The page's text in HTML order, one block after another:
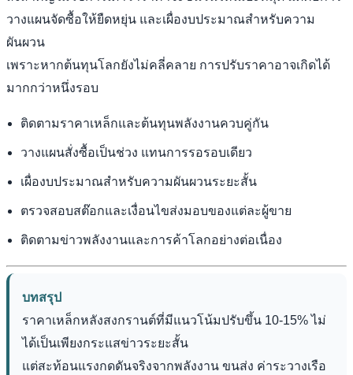
วางแผนจัดซื้อให้ยืดหยุ่น และเผื่องบประมาณสำหรับความ
ผันผวน
เพราะหากต้นทุนโลกยังไม่คลี่คลาย การปรับราคาอาจเกิดได้
มากกว่าหนึ่งรอบ
ติดตามราคาเหล็กและต้นทุนพลังงานควบคู่กัน
วางแผนสั่งซื้อเป็นช่วง แทนการรอรอบเดียว
เผื่องบประมาณสำหรับความผันผวนระยะสั้น
ตรวจสอบสต๊อกและเงื่อนไขส่งมอบของแต่ละผู้ขาย
ติดตามข่าวพลังงานและการค้าโลกอย่างต่อเนื่อง
บทสรุป
ราคาเหล็กหลังสงกรานต์ที่มีแนวโน้มปรับขึ้น 10-15% ไม่
ได้เป็นเพียงกระแสข่าวระยะสั้น
แต่สะท้อนแรงกดดันจริงจากพลังงาน ขนส่ง ค่าระวางเรือ